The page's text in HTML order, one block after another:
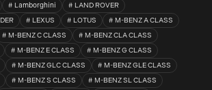
Lamborghini
LAND ROVER
LEXUS LOTUS
M-BENZ A CLASS
M-BENZ C CLASS
M-BENZ CLA CLASS
M-BENZ E CLASS
M-BENZ G CLASS
M-BENZ GLC CLASS
M-BENZ GLE CLASS
M-BENZ S CLASS
M-BENZ SL CLASS